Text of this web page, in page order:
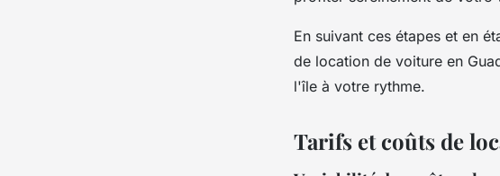
En suivant ces étapes et en
de location de voiture en
l'île à votre rythme.
Tarifs et coûts de